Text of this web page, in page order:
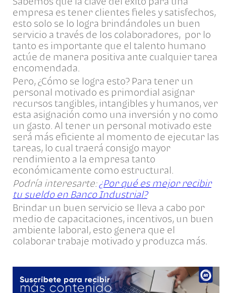
empresa es tener clientes fieles y satisfechos,
esto solo se lo logra brindándoles un buen
servicio a través de los colaboradores, por lo
tanto es importante que el talento humano
actúe de manera positiva ante cualquier tarea
encomendada.
Pero, ¿Cómo se logra esto? Para tener un
personal motivado es primordial asignar
recursos tangibles, intangibles y humanos, ver
esta asignación como una inversión y no como
un gasto. Al tener un personal motivado este
será más eficiente al momento de ejecutar las
tareas, lo cual traerá consigo mayor
rendimiento a la empresa tanto
económicamente como estructural.
Podría interesarte:¿Por qué es mejor recibir
tu sueldo en Banco Industrial?
Brindar un buen servicio se lleva a cabo por
medio de capacitaciones, incentivos, un buen
ambiente laboral, esto genera que el
colaborar trabaje motivado y produzca más.